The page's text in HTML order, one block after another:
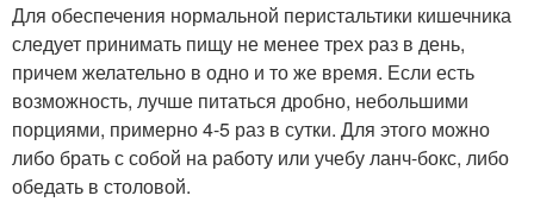
Для обеспечения нормальной перистальтики кишечника
следует принимать пищу не менее трех раз в день,
причем желательно в одно и то же время. Если есть
возможность, лучше питаться дробно, небольшими
порциями, примерно 4-5 раз в сутки. Для этого можно
либо брать с собой на работу или учебу ланч-бокс, либо
обедать в столовой.